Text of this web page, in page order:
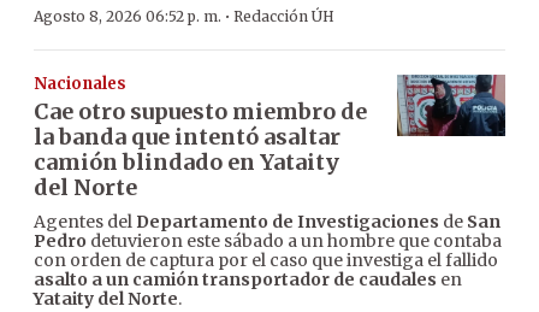
Agosto 8, 2026 06:52 p. m. · Redacción ÚH
Nacionales
Cae otro supuesto miembro de
la banda que intentó asaltar
camión blindado en Yataity
del Norte
Agentes del Departamento de Investigaciones de San
Pedro detuvieron este sábado a un hombre que contaba
con orden de captura por el caso que investiga el fallido
asalto a un camión transportador de caudales en
Yataity del Norte.